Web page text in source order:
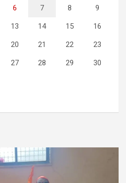
6 7 8 9
13 14 15 16
20 21 22 23
27 28 29 30